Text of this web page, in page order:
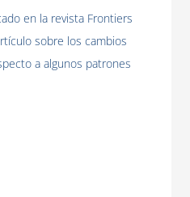
en la revista Frontiers
sobre los cambios
a algunos patrones